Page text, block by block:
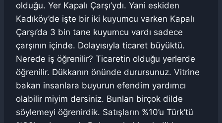
olduğu. Yer Kapalı Çarşı’ydı. Yani eskiden
Kadıköy’de işte bir iki kuyumcu varken Kapalı
Çarşı’da 3 bin tane kuyumcu vardı sadece
çarşının içinde. Dolayısıyla ticaret büyüktü.
Nerede iş öğrenilir? Ticaretin olduğu yerlerde
öğrenilir. Dükkanın önünde durursunuz. Vitrine
bakan insanlara buyurun efendim yardımcı
olabilir miyim dersiniz. Bunları birçok dilde
söylemeyi öğrenirdik. Satışların %10’u Türk’tü